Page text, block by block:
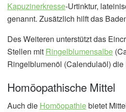
Kapuzinerkresse-Urtinktur,
genannt. Zusätzlich hilft das
Des Weiteren unterstützt das
Stellen mit Ringelblumensalbe
Ringelblumenöl (Calendulaöl) die
Homöopathische Mittel
Auch die Homöopathiebietet